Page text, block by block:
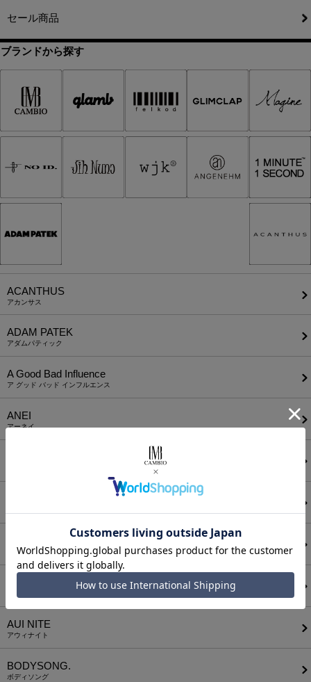
セール商品
ブランドから探す
ACANTHUS
アカンサス
ADAM PATEK
アダムパティック
A Good Bad Influence
ア グッド バッド インフルエンス
ANEI
アーネイ
アンゲネーム
ATTACHMENT
AUI NITE
アウィナイト
BODYSONG.
ボディソング